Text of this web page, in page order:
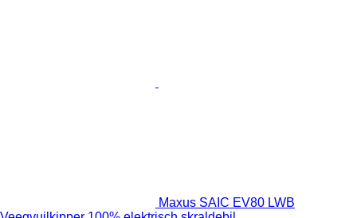
Maxus SAIC EV80 LWB